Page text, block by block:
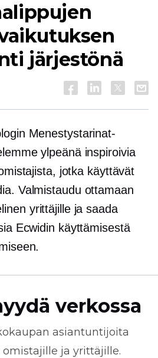
järjestönä
Menestystarinat-
ylpeänä inspiroivia
jotka käyttävät
Valmistaudu ottamaan
yrittäjille ja saada
Ecwidin käyttämisestä
verkossa
asiantuntijoita
ja yrittäjille.